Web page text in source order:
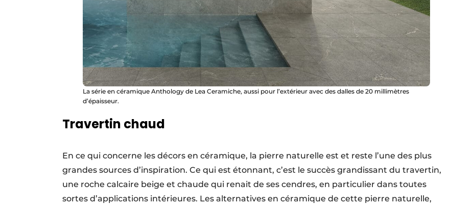
La série en céramique Anthology de Lea Ceramiche, aussi pour l’extérieur avec des dalles de 20 millimètres
d’épaisseur.
Travertin chaud
En ce qui concerne les décors en céramique, la pierre naturelle est et reste l’une des plus
grandes sources d’inspiration. Ce qui est étonnant, c’est le succès grandissant du travertin,
une roche calcaire beige et chaude qui renait de ses cendres, en particulier dans toutes
sortes d’applications intérieures. Les alternatives en céramique de cette pierre naturelle,